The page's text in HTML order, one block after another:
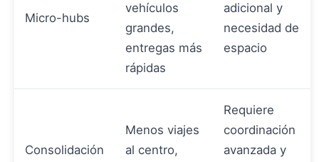
Micro-hubs
vehículos
grandes,
entregas más
rápidas
adicional y
necesidad de
espacio
Consolidación
Menos viajes
al centro,
Requiere
coordinación
avanzada y